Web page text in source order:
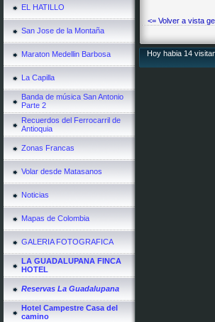
EL HATILLO
San Jose de la Montaña
Maraton Medellin Barbosa
La Capilla
Banda de música San Antonio
Parte 2
Recuerdos del Ferrocarril de
Antioquia
Zonas Francas
Volar desde Matasanos
Noticias
Mapas de Colombia
GALERIA FOTOGRAFICA
LA GUADALUPANA FINCA
HOTEL
Reservas La Guadalupana
Hotel Campestre Casa del
camino
<= Volver a vista
Hoy habia 14